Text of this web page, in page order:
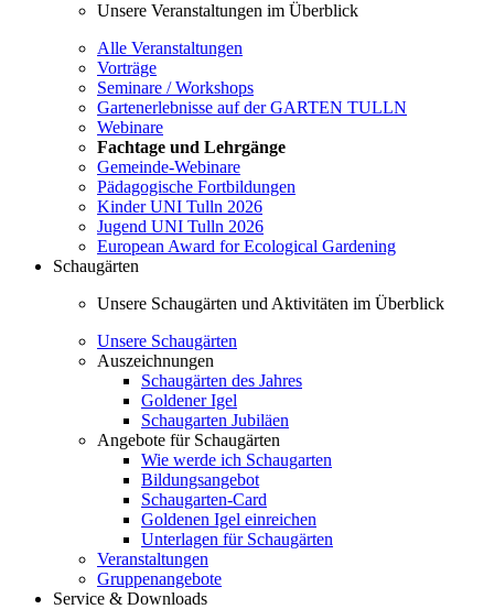
Unsere Veranstaltungen im Überblick
Alle Veranstaltungen
Vorträge
Seminare / Workshops
Gartenerlebnisse auf der GARTEN TULLN
Webinare
Fachtage und Lehrgänge
Gemeinde-Webinare
Pädagogische Fortbildungen
Kinder UNI Tulln 2026
Jugend UNI Tulln 2026
European Award for Ecological Gardening
Schaugärten
Unsere Schaugärten und Aktivitäten im Überblick
Unsere Schaugärten
Auszeichnungen
Schaugärten des Jahres
Goldener Igel
Schaugarten Jubiläen
Angebote für Schaugärten
Wie werde ich Schaugarten
Bildungsangebot
Schaugarten-Card
Goldenen Igel einreichen
Unterlagen für Schaugärten
Veranstaltungen
Gruppenangebote
Service & Downloads